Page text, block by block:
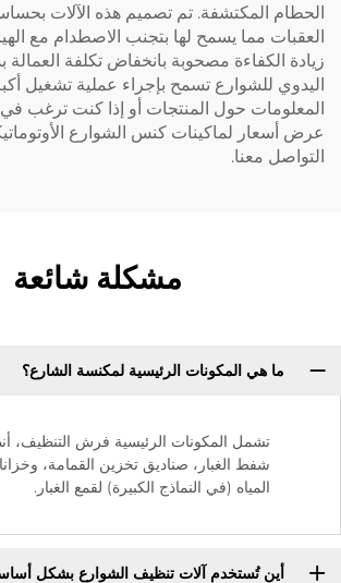
المكتشفة. تم تصميم هذه الآلات بحساسات
مما يسمح لها بتجنب الاصطدام مع الهياكل
الكفاءة مصحوبة بانخفاض تكلفة العمالة بسبب
للشوارع تسمح بإجراء عملية تشغيل أكبر.
حول المنتجات أو إذا كنت ترغب في
لماكينات كنس الشوارع الأوتوماتيكية
معنا.
مشكلة شائعة
ما هي المكونات الرئيسية لمكنسة الشارع؟
تشمل المكونات الرئيسية فرش التنظيف، أنظمة
شفط الغبار، صناديق تخزين القمامة، وخزانات
المياه (في النماذج الكبيرة) لقمع الغبار.
أين تُستخدم آلات تنظيف الشوارع بشكل أساسي؟